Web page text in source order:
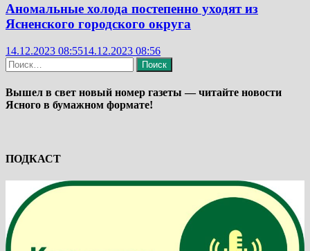
Аномальные холода постепенно уходят из
Ясненского городского округа
14.12.2023 08:5514.12.2023 08:56
Найти:
Вышел в свет новый номер газеты — читайте новости
Ясного в бумажном формате!
ПОДКАСТ